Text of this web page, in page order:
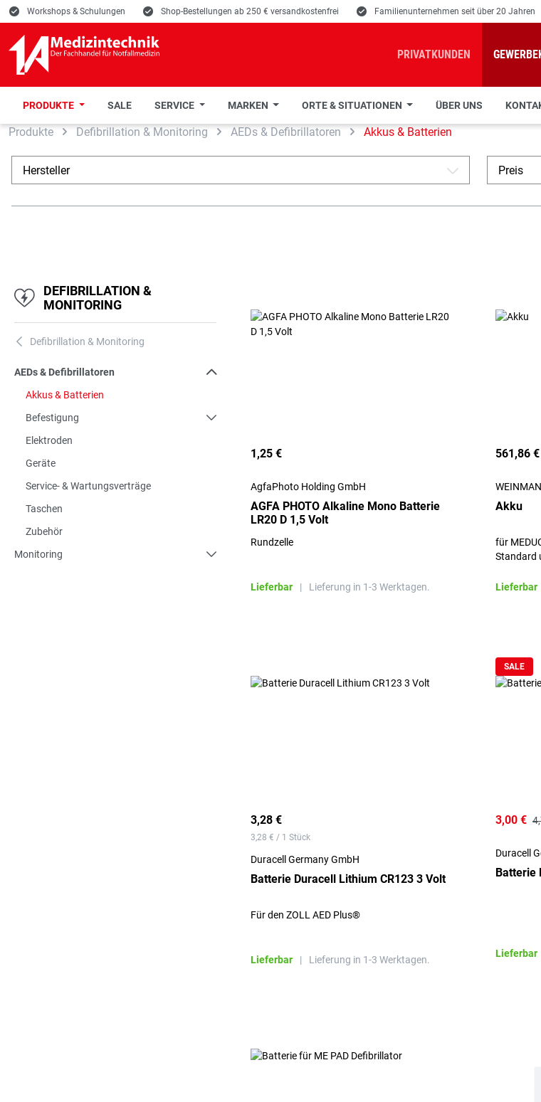
Hauptinhalt springen
Zur Suche springen
Zur Hauptnavigation springen
E Workshops & Schulungen E Shop-Bestellungen ab 250 € versandkostenfrei E Familienunternehmen seit über 20 Jahren
PRIVATKUNDEN
PRODUKTE SALE SERVICE MARKEN ORTE & SITUATIONEN ÜBER UNS
Produkte Defibrillation & Monitoring AEDs & Defibrillatoren Akkus & Batterien
Hersteller A Preis
DEFIBRILLATION &
MONITORING
A Defibrillation & Monitoring
AEDs & Defibrillatoren
Akkus & Batterien
Befestigung
Elektroden
Geräte
Service- & Wartungsverträge
Taschen
Zubehör
Monitoring
1,25 €
AgfaPhoto Holding GmbH
AGFA PHOTO Alkaline Mono Batterie
LR20 D 1,5 Volt
Rundzelle
Lieferbar | Lieferung in 1-3 Werktagen.
561,86 €
Akku
für
Standard
Lieferbar
3,28 €
3,28 € / 1 Stück
Duracell Germany GmbH
Batterie Duracell Lithium CR123 3 Volt
Für den ZOLL AED Plus®
Lieferbar | Lieferung in 1-3 Werktagen.
SALE
3,00 €
Duracell
Batterie
Lieferbar